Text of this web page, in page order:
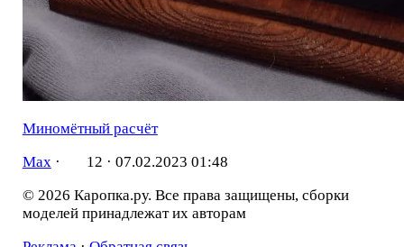
Миномётный расчёт
Мах· 12 · 07.02.2023 01:48
© 2026 Каропка.ру. Все права защищены, сборки
моделей принадлежат их авторам